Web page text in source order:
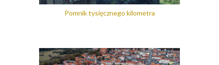
Pomnik tysięcznego kilometra